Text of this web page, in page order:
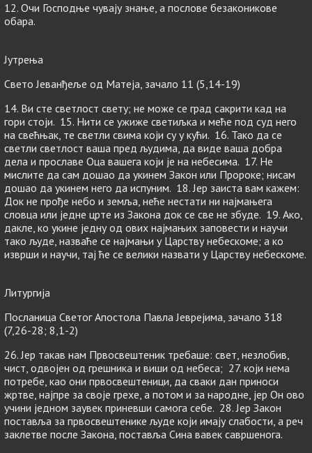
12. Очи Господње чувају знање, а послове безаконикове
обара.
Јутрења
Свето Јеванђеље од Матеја, зачало 11 (5,14-19)
14. Ви сте светлост свету; не може се град сакрити кад на
гори стоји. 15. Нити се ужиже светиљка и меће под суд него
на свећњак, те светли свима који су у кући. 16. Тако да се
светли светлост ваша пред људима, да виде ваша добра
дела и прославе Оца вашeга који је на небесима. 17. Не
мислите да сам дошао да укинем Закон или Пророке; нисам
дошао да укинем него да испуним. 18. Јер заиста вам кажем:
Док не прође небо и земља, неће нестати ни најмањега
словца или једне црте из Закона док се све не збуде. 19. Ако,
дакле, ко укине једну од ових најмањих заповести и научи
тако људе, назваће се најмањи у Царству небескоме; а ко
изврши и научи, тај ће се велики назвати у Царству небескоме.
Литургија
Посланица Светог Апостола Павла Јеврејима, зачало 318
(7,26-28; 8,1-2)
26. Јер такав нам Првосвештеник требаше: свет, незлобив,
чист, одвојен од грешника и виши од небеса; 27. који нема
потребе, као они првосвештеници, да сваки дан приноси
жртве, најпре за своје грехе, а потом и за народне, јер Он ово
учини једном заувек приневши самога себе. 28. Јер Закон
поставља за првосвештенике људе који имају слабости, а реч
заклетве после Закона, поставља Сина вавек савршенога.